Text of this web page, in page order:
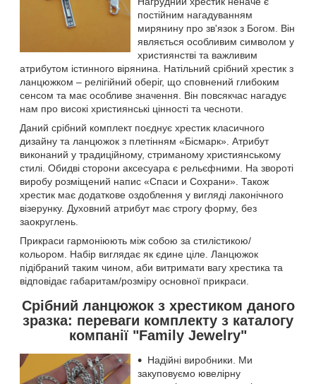
постійним нагадуванням
мирянину про зв'язок з Богом. Він
являється особливим символом у
християнстві та важливим
атрибутом істинного вірянина. Натільний срібний хрестик з
ланцюжком – релігійний оберіг, що сповнений глибоким
сенсом та має особливе значення. Він повсякчас нагадує
нам про високі християнські цінності та чесноти.
Даний срібний комплект поєднує хрестик класичного
дизайну та ланцюжок з плетінням «Бісмарк». Атрибут
виконаний у традиційному, стриманому християнському
стилі. Обидві сторони аксесуара є рельєфними. На звороті
виробу розміщений напис «Спаси и Сохрани». Також
хрестик має додаткове оздоблення у вигляді лаконічного
візерунку. Духовний атрибут має строгу форму, без
заокруглень.
Прикраси гармоніюють між собою за стилістикою/
кольором. Набір виглядає як єдине ціле. Ланцюжок
підібраний таким чином, аби витримати вагу хрестика та
відповідає габаритам/розміру основної прикраси.
Срібний ланцюжок з хрестиком даного
зразка: переваги комплекту з каталогу
компанії "Family Jewelry"
Надійні виробники. Ми
закуповуємо ювелірну